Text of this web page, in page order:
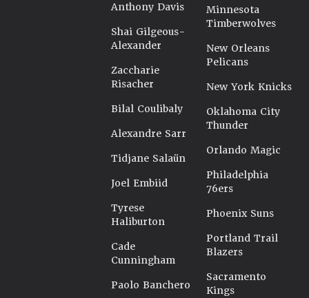
Anthony Davis
Shai Gilgeous-
Alexander
Zaccharie
Risacher
Bilal Coulibaly
Alexandre Sarr
Tidjane Salaün
Joel Embiid
Tyrese
Haliburton
Cade
Cunningham
Paolo Banchero
Minnesota
Timberwolves
New Orleans
Pelicans
New York Knicks
Oklahoma City
Thunder
Orlando Magic
Philadelphia
76ers
Phoenix Suns
Portland Trail
Blazers
Sacramento
Kings